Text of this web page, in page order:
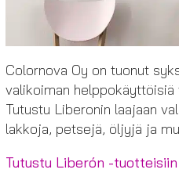
Colornova Oy on tuonut
valikoiman
Tutustu Liberonin laajaan
lakkoja, petsejä, öljyjä ja
Tutustu Liberón -